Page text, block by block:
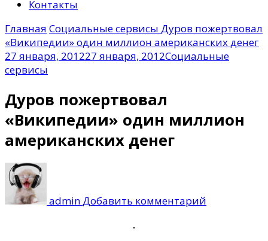
Контакты
Главная Социальные сервисы Дуров пожертвовал
«Википедии» один миллион американских денег
27 января, 201227 января, 2012Социальные
сервисы
Дуров пожертвовал
«Википедии» один миллион
американских денег
adminДобавить комментарий